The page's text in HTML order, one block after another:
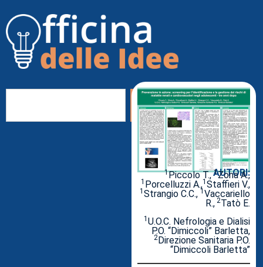
AUTORI:
1Piccolo T.,1Zona A.,
1 Porcelluzzi A.,1 Staffieri V.,
1 Strangio C.C., 1 Vaccariello
R., 2Tatò E.
1 U.O.C. Nefrologia e Dialisi
P.O. “Dimiccoli” Barletta,
2Direzione Sanitaria P.O.
“Dimiccoli Barletta”